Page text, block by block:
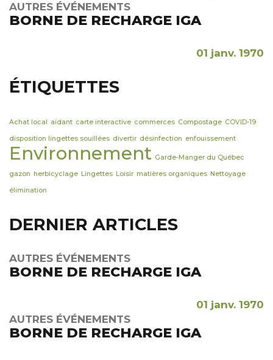
AUTRES ÉVÉNEMENTS
BORNE DE RECHARGE IGA
01 janv. 1970
ÉTIQUETTES
Achat local aidant carte interactive commerces Compostage COVID-19
disposition lingettes souillées divertir désinfection enfouissement
Environnement Garde-Manger du Québec
gazon herbicyclage Lingettes Loisir matières organiques Nettoyage
élimination
DERNIER ARTICLES
AUTRES ÉVÉNEMENTS
BORNE DE RECHARGE IGA
01 janv. 1970
AUTRES ÉVÉNEMENTS
BORNE DE RECHARGE IGA